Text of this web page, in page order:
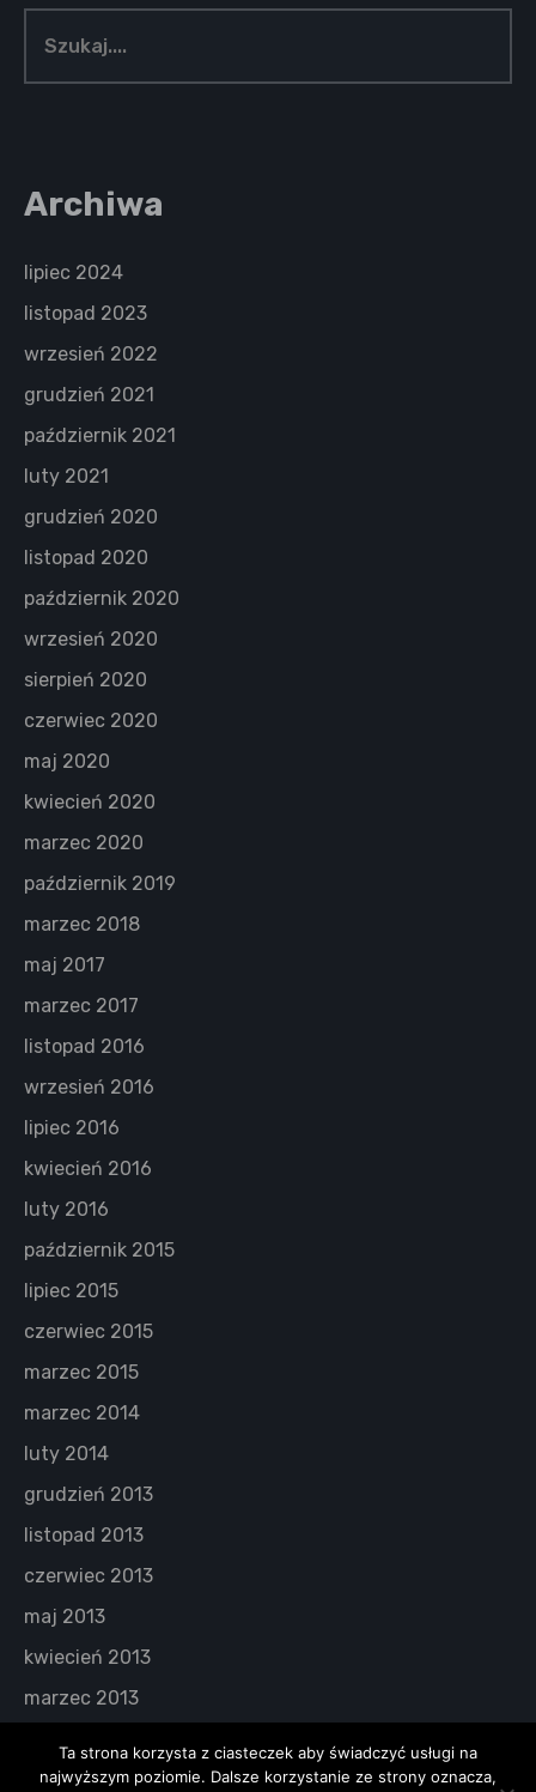
Archiwa
lipiec 2024
listopad 2023
wrzesień 2022
grudzień 2021
październik 2021
luty 2021
grudzień 2020
listopad 2020
październik 2020
wrzesień 2020
sierpień 2020
czerwiec 2020
maj 2020
kwiecień 2020
marzec 2020
październik 2019
marzec 2018
maj 2017
marzec 2017
listopad 2016
wrzesień 2016
lipiec 2016
kwiecień 2016
luty 2016
październik 2015
lipiec 2015
czerwiec 2015
marzec 2015
marzec 2014
luty 2014
grudzień 2013
listopad 2013
czerwiec 2013
maj 2013
kwiecień 2013
marzec 2013
Ta strona korzysta z ciasteczek aby świadczyć usługi na
najwyższym poziomie. Dalsze korzystanie ze strony oznacza,